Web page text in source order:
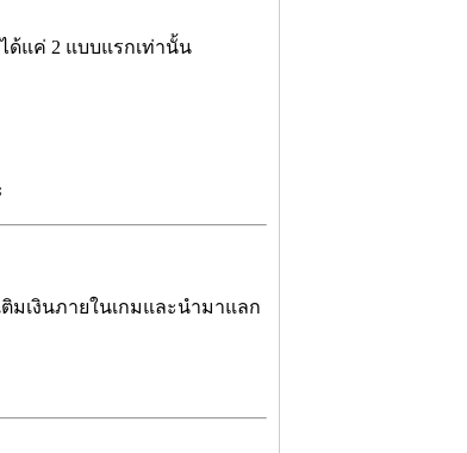
ด้แค่ 2 แบบแรกเท่านั้น
ติมเงินภายในเกมและนำมาแลก